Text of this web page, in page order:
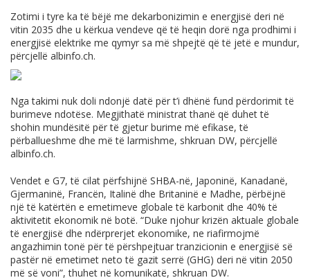
Zotimi i tyre ka të bëjë me dekarbonizimin e energjisë deri në
vitin 2035 dhe u kërkua vendeve që të heqin dorë nga prodhimi i
energjisë elektrike me qymyr sa më shpejtë që të jetë e mundur,
përcjellë albinfo.ch.
Nga takimi nuk doli ndonjë datë për t’i dhënë fund përdorimit të
burimeve ndotëse. Megjithatë ministrat thanë që duhet të
shohin mundësitë për të gjetur burime më efikase, të
përballueshme dhe më të larmishme, shkruan DW, përcjellë
albinfo.ch.
Vendet e G7, të cilat përfshijnë SHBA-në, Japoninë, Kanadanë,
Gjermaninë, Francën, Italinë dhe Britaninë e Madhe, përbëjnë
një të katërtën e emetimeve globale të karbonit dhe 40% të
aktivitetit ekonomik në botë. “Duke njohur krizën aktuale globale
të energjisë dhe ndërprerjet ekonomike, ne riafirmojmë
angazhimin tonë për të përshpejtuar tranzicionin e energjisë së
pastër në emetimet neto të gazit serrë (GHG) deri në vitin 2050
më së voni”, thuhet në komunikatë, shkruan DW.